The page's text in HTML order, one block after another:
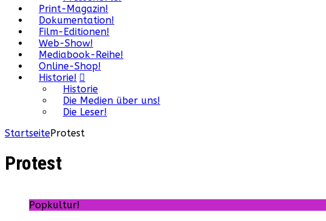
Print-Magazin!
Dokumentation!
Film-Editionen!
Web-Show!
Mediabook-Reihe!
Online-Shop!
Historie!
Historie
Die Medien über uns!
Die Leser!
StartseiteProtest
Protest
Popkultur!